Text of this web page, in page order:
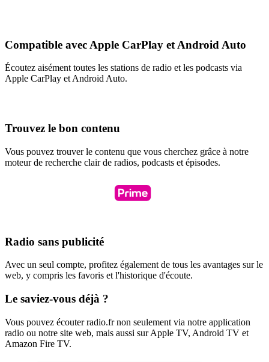
Compatible avec Apple CarPlay et Android Auto
Écoutez aisément toutes les stations de radio et les podcasts via
Apple CarPlay et Android Auto.
Trouvez le bon contenu
Vous pouvez trouver le contenu que vous cherchez grâce à notre
moteur de recherche clair de radios, podcasts et épisodes.
Radio sans publicité
Avec un seul compte, profitez également de tous les avantages sur le
web, y compris les favoris et l'historique d'écoute.
Le saviez-vous déjà ?
Vous pouvez écouter radio.fr non seulement via notre application
radio ou notre site web, mais aussi sur Apple TV, Android TV et
Amazon Fire TV.